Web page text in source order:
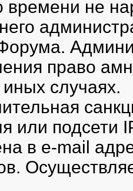
времени не
право
случаях.
или подсети
в e-mail